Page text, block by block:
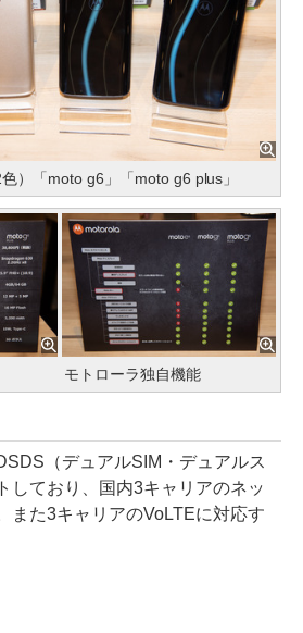
）「moto g6」「moto g6 plus」
モトローラ独自機能
（デュアルSIM・デュアルス
しており、国内3キャリアのネッ
また3キャリアのVoLTEに対応す